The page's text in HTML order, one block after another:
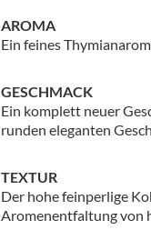
AROMA
Ein feines
GESCHMACK
Ein komplett neuer
runden eleganten
TEXTUR
Der hohe feinperlige
Aromenentfaltung von